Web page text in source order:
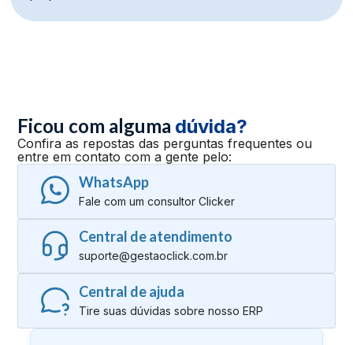
Ficou com alguma dúvida?
Confira as repostas das perguntas frequentes ou
entre em contato com a gente pelo:
WhatsApp
Fale com um consultor Clicker
Central de atendimento
suporte@gestaoclick.com.br
Central de ajuda
Tire suas dúvidas sobre nosso ERP